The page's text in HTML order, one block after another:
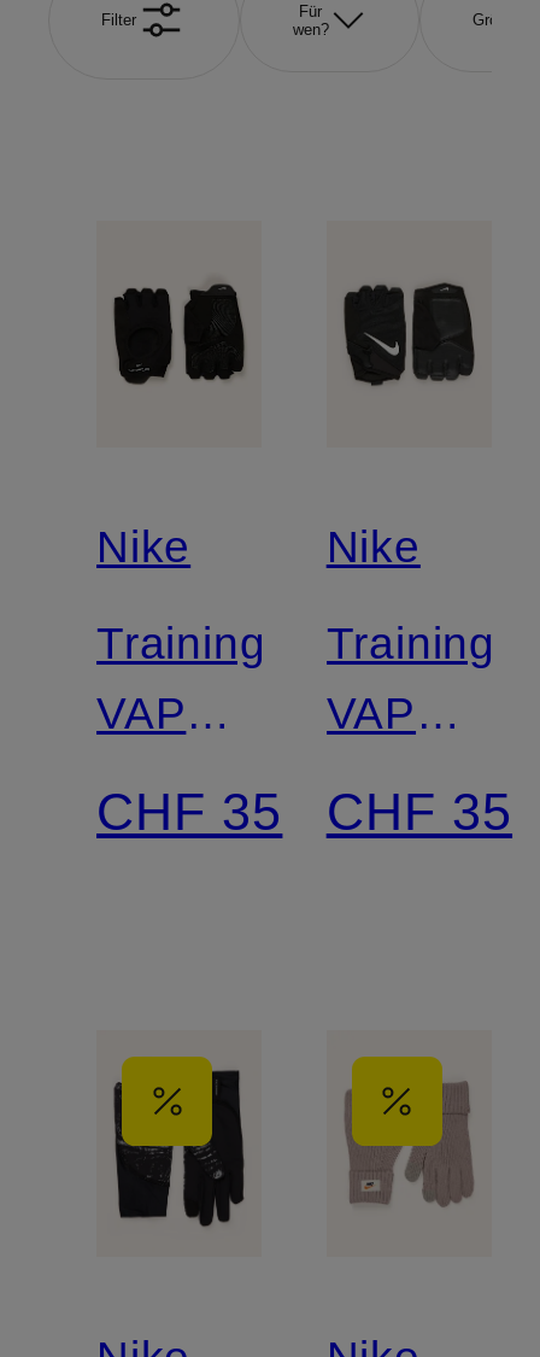
Filter
Für
wen?
Größe
Nike
VAPOR
ELITE
CHF 35
Nike
VAPOR
ELITE
CHF 35